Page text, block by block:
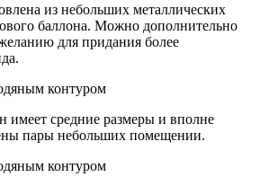
из небольших металлических
баллона. Можно дополнительно
для придания более
имеет средние размеры и вполне
пары небольших помещении.